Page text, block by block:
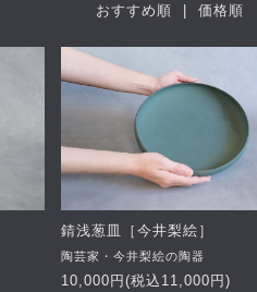
おすすめ順 |価格順
錆浅葱皿［今井梨絵］
陶芸家・今井梨絵の陶器
10,000円(税込11,000円)